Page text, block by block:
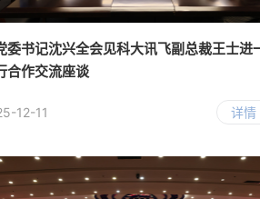
委书记沈兴全会见科大讯飞副总裁王士进
合作交流座谈
12-11 详情